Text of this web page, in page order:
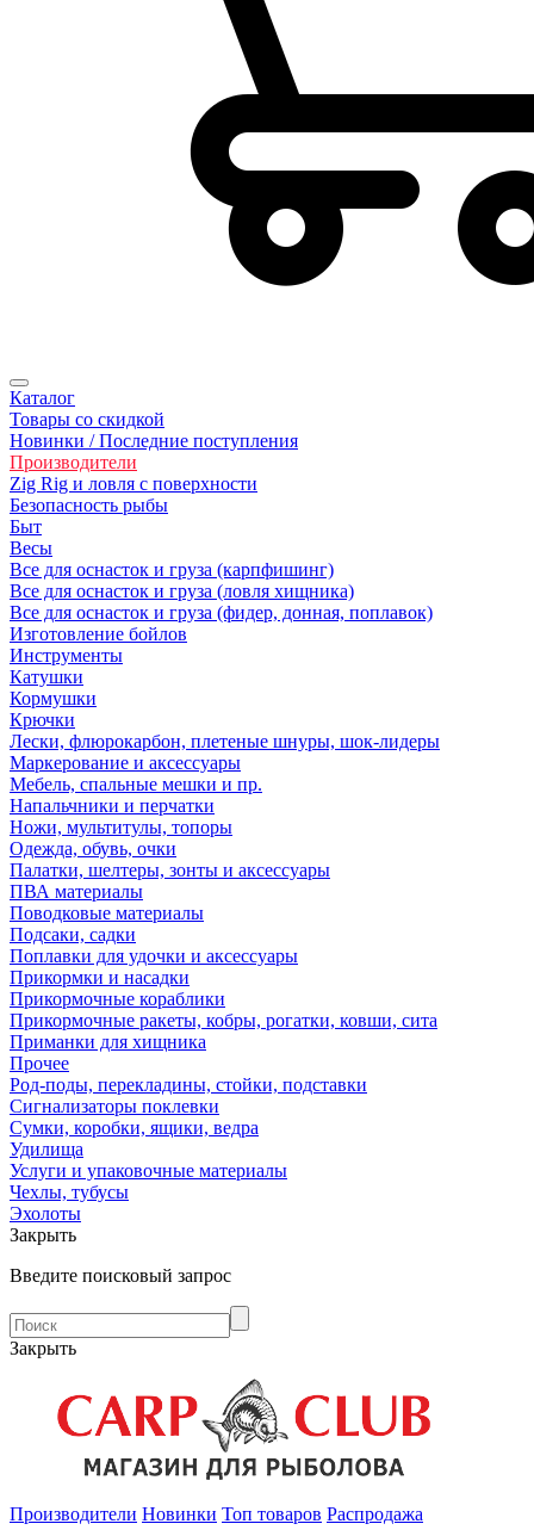
Каталог
Товары со скидкой
Новинки / Последние поступления
Производители
Zig Rig и ловля с поверхности
Безoпасность рыбы
Быт
Весы
Все для оснасток и груза (карпфишинг)
Все для оснасток и груза (ловля хищника)
Все для оснасток и груза (фидер, донная, поплавок)
Изготовление бойлов
Инструменты
Катушки
Кормушки
Крючки
Лески, флюрокарбон, плетеные шнуры, шок-лидеры
Маркерование и аксессуары
Мебель, спальные мешки и пр.
Напальчники и перчатки
Ножи, мультитулы, топоры
Одежда, обувь, очки
Палатки, шелтеры, зонты и аксессуары
ПВА материалы
Поводковые материалы
Подсаки, садки
Поплавки для удочки и аксессуары
Прикормки и насадки
Прикормочные кораблики
Прикормочные ракеты, кобры, рогатки, ковши, сита
Приманки для хищника
Прочее
Род-поды, перекладины, стойки, подставки
Сигнализаторы поклевки
Сумки, коробки, ящики, ведра
Удилища
Услуги и упаковочные материалы
Чехлы, тубусы
Эхолоты
Закрыть
Введите поисковый запрос
Закрыть
Производители Новинки Топ товаров Распродажа